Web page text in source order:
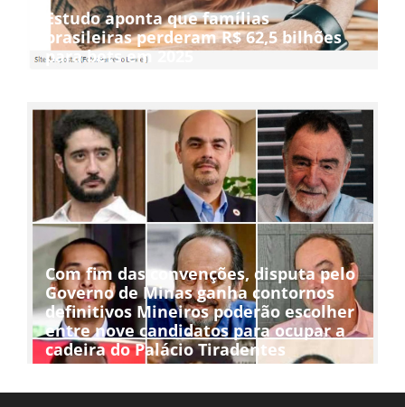
Estudo aponta que famílias
brasileiras perderam R$ 62,5 bilhões
para bets em 2025
Com fim das convenções, disputa pelo
Governo de Minas ganha contornos
definitivos Mineiros poderão escolher
entre nove candidatos para ocupar a
cadeira do Palácio Tiradentes